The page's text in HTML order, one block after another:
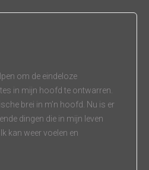
om de eindeloze
in mijn hoofd te ontwarren.
brei in m’n hoofd. Nu is er
dingen die in mijn leven
kan weer voelen en